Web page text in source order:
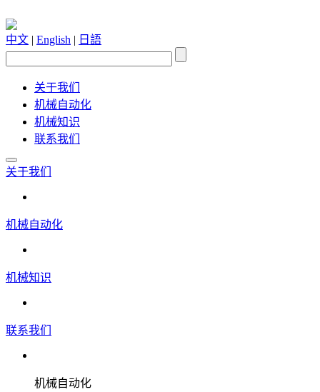
中文 | English | 日語
关于我们
机械自动化
机械知识
联系我们
关于我们
机械自动化
机械知识
联系我们
机械自动化